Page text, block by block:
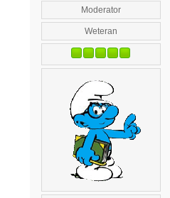
Moderator
Weteran